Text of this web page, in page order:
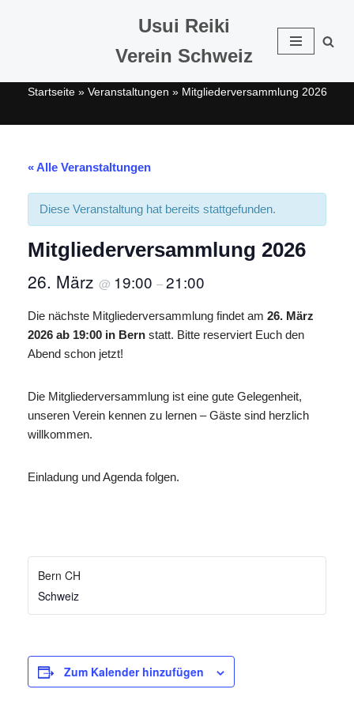
springen
Usui Reiki
Verein Schweiz
Startseite» Veranstaltungen » Mitgliederversammlung 2026
« Alle Veranstaltungen
Diese Veranstaltung hat bereits stattgefunden.
Mitgliederversammlung 2026
26. März @ 19:00 –21:00
Die nächste Mitgliederversammlung findet am 26. März
2026 ab 19:00 in Bern statt. Bitte reserviert Euch den
Abend schon jetzt!
Die Mitgliederversammlung ist eine gute Gelegenheit,
unseren Verein kennen zu lernen – Gäste sind herzlich
willkommen.
Einladung und Agenda folgen.
Bern CH
Schweiz
Zum Kalender hinzufügen